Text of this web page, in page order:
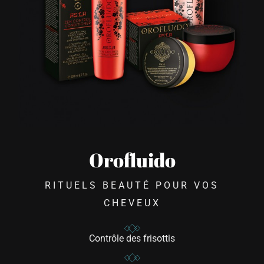
Orofluido
RITUELS BEAUTÉ POUR VOS
CHEVEUX
Contrôle des frisottis